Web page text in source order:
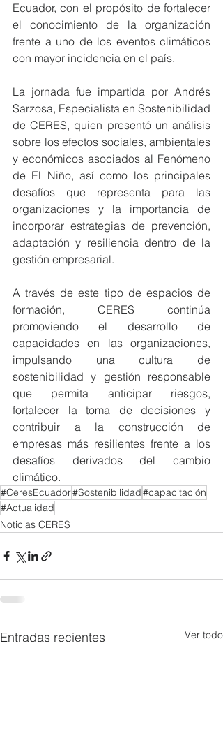
Ecuador, con el propósito de fortalecer
el conocimiento de la organización
frente a uno de los eventos climáticos
con mayor incidencia en el país.
La jornada fue impartida por Andrés
Sarzosa, Especialista en Sostenibilidad
de CERES, quien presentó un análisis
sobre los efectos sociales, ambientales
y económicos asociados al Fenómeno
de El Niño, así como los principales
desafíos que representa para las
organizaciones y la importancia de
incorporar estrategias de prevención,
adaptación y resiliencia dentro de la
gestión empresarial.
A través de este tipo de espacios de
formación, CERES continúa
promoviendo el desarrollo de
capacidades en las organizaciones,
impulsando una cultura de
sostenibilidad y gestión responsable
que permita anticipar riesgos,
fortalecer la toma de decisiones y
contribuir a la construcción de
empresas más resilientes frente a los
desafíos derivados del cambio
climático.
#CeresEcuador#Sostenibilidad#capacitación
#Actualidad
Noticias CERES
Entradas recientes Ver todo